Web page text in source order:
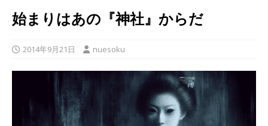
始まりはあの『神社』からだ
2014年9月21日 nuesoku